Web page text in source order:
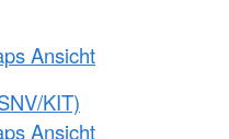
Ansicht
KIT)
Ansicht